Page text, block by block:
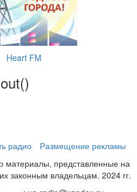
Heart FM
)
радио
Размещение рекламы
материалы, представленные на
законным владельцам. 2024 гг.